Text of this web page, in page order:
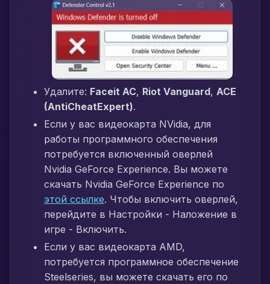
Удалите: Faceit AC, Riot Vanguard, ACE
(AntiCheatExpert).
Если у вас видеокарта NVidia, для
работы программного обеспечения
потребуется включенный оверлей
Nvidia GeForce Experience. Вы можете
скачать Nvidia GeForce Experience по
этой ссылке. Чтобы включить оверлей,
перейдите в Настройки - Наложение в
игре - Включить.
Если у вас видеокарта AMD,
потребуется программное обеспечение
Steelseries, вы можете скачать его по